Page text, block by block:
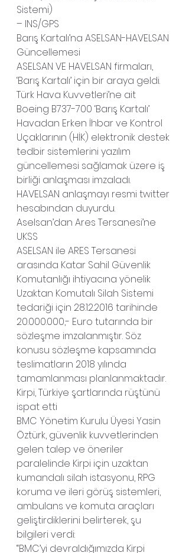
Sistemi)
– INS/GPS
Barış Kartalı’na ASELSAN-HAVELSAN
Güncellemesi
ASELSAN VE HAVELSAN firmaları,
‘Barış Kartalı’ için bir araya geldi.
Türk Hava Kuvvetleri’ne ait
Boeing B737-700 ‘Barış Kartalı’
Havadan Erken İhbar ve Kontrol
Uçaklarının (HİK) elektronik destek
tedbir sistemlerini yazılım
güncellemesi sağlamak üzere iş
birliği anlaşması imzaladı.
HAVELSAN anlaşmayı resmi twitter
hesabından duyurdu.
Aselsan’dan Ares Tersanesi’ne
UKSS
ASELSAN ile ARES Tersanesi
arasında Katar Sahil Güvenlik
Komutanlığı ihtiyacına yönelik
Uzaktan Komutalı Silah Sistemi
tedariği için 28.12.2016 tarihinde
20.000.000,- Euro tutarında bir
sözleşme imzalanmıştır. Söz
konusu sözleşme kapsamında
teslimatların 2018 yılında
tamamlanması planlanmaktadır.
Kirpi, Türkiye şartlarında rüştünü
ispat etti
BMC Yönetim Kurulu Üyesi Yasin
Öztürk, güvenlik kuvvetlerinden
gelen talep ve öneriler
paralelinde Kirpi için uzaktan
kumandalı silah istasyonu, RPG
koruma ve ileri görüş sistemleri,
ambulans ve komuta araçları
geliştirdiklerini belirterek, şu
bilgileri verdi:
“BMC’yi devraldığımızda Kirpi